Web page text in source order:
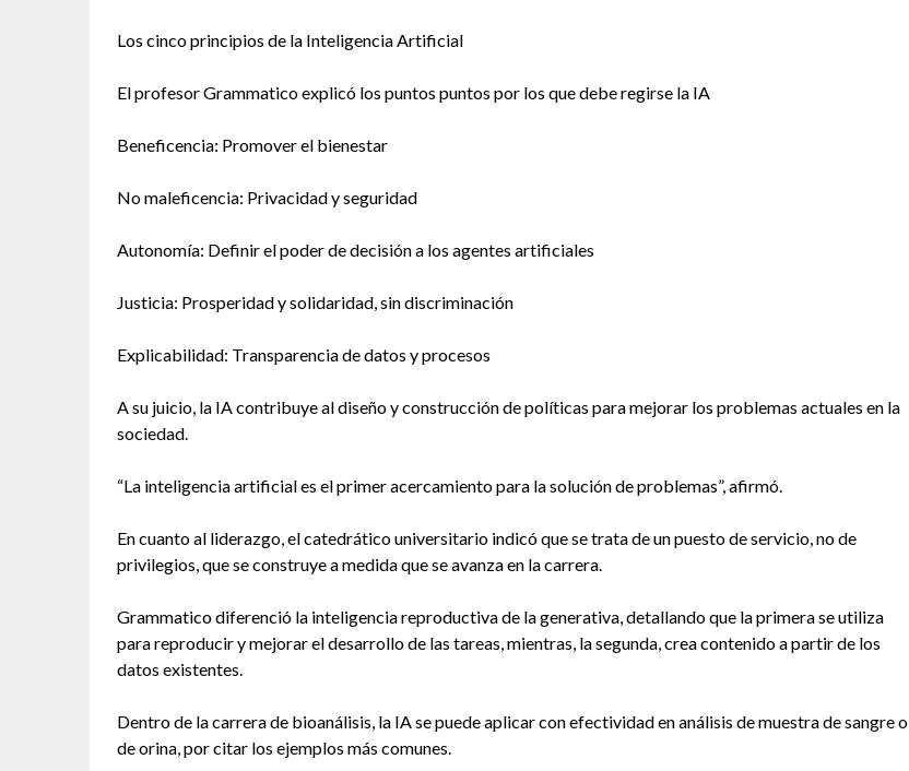
Los cinco principios de la Inteligencia Artificial
El profesor Grammatico explicó los puntos puntos por los que debe regirse la IA
Beneficencia: Promover el bienestar
No maleficencia: Privacidad y seguridad
Autonomía: Definir el poder de decisión a los agentes artificiales
Justicia: Prosperidad y solidaridad, sin discriminación
Explicabilidad: Transparencia de datos y procesos
A su juicio, la IA contribuye al diseño y construcción de políticas para mejorar los problemas actuales en la
sociedad.
“La inteligencia artificial es el primer acercamiento para la solución de problemas”, afirmó.
En cuanto al liderazgo, el catedrático universitario indicó que se trata de un puesto de servicio, no de
privilegios, que se construye a medida que se avanza en la carrera.
Grammatico diferenció la inteligencia reproductiva de la generativa, detallando que la primera se utiliza
para reproducir y mejorar el desarrollo de las tareas, mientras, la segunda, crea contenido a partir de los
datos existentes.
Dentro de la carrera de bioanálisis, la IA se puede aplicar con efectividad en análisis de muestra de sangre o
de orina, por citar los ejemplos más comunes.